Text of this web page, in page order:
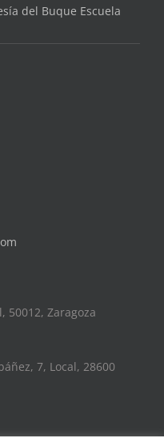
del Buque Escuela
50012, Zaragoza
7, Local, 28600